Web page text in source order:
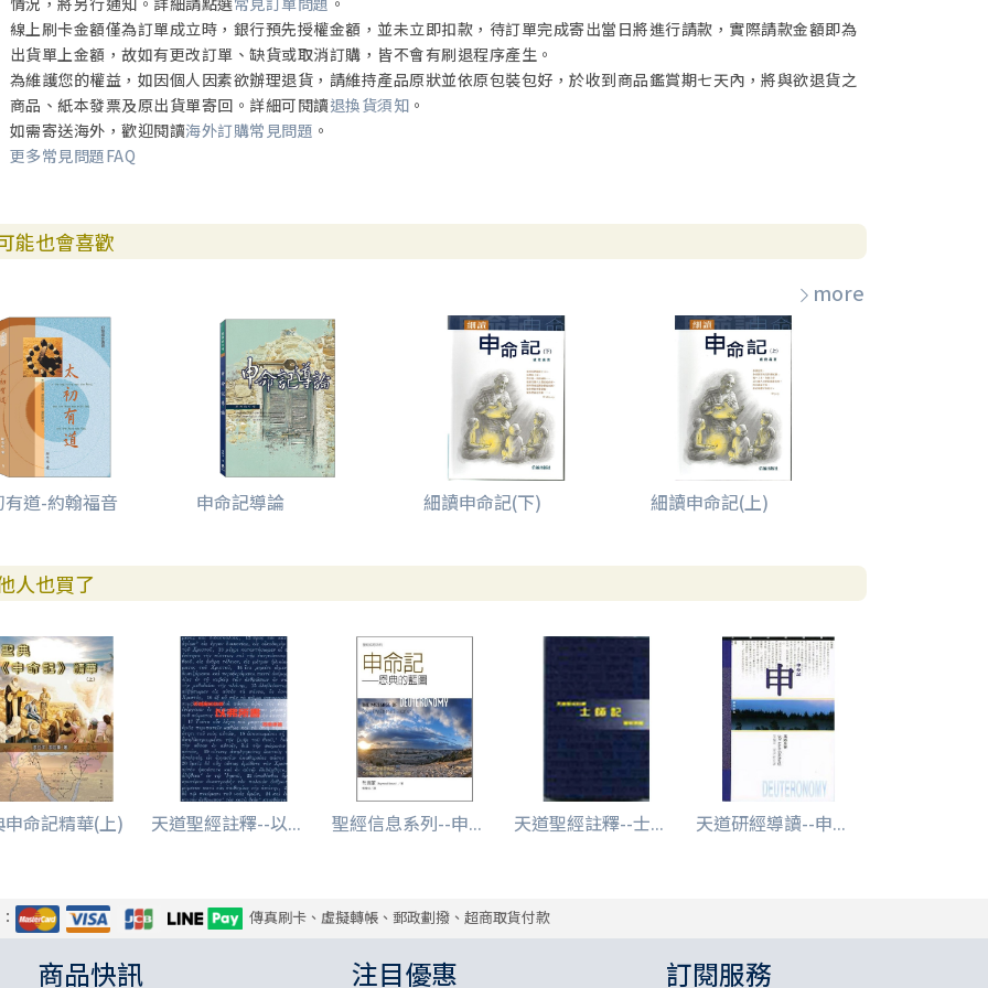
線上刷卡金額僅為訂單成立時，銀行預先授權金額，並未立即扣款，待訂單完成寄出當日將進行請款，實際請款金額即為
出貨單上金額，故如有更改訂單、缺貨或取消訂購，皆不會有刷退程序產生。
為維護您的權益，如因個人因素欲辦理退貨，請維持產品原狀並依原包裝包好，於收到商品鑑賞期七天內，將與欲退貨之
商品、紙本發票及原出貨單寄回。詳細可閱讀退換貨須知 。
如需寄送海外，歡迎閱讀海外訂購常見問題 。
更多常見問題FAQ
能也會喜歡
more
有道-約翰福音 申命記導論 細讀申命記(下) 細讀申命記(上)
人也買了
申命記精華(上) 天道聖經註釋--以... 聖經信息系列--申... 天道聖經註釋--士... 天道研經導讀--申...
傳真刷卡、虛擬轉帳、郵政劃撥、超商取貨付款
商品快訊 注目優惠 訂閱服務